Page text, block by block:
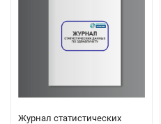
Журнал статистических